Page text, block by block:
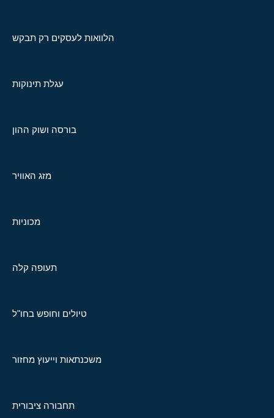
הלוואות לעסקים רק תבקש
עגלת תינוקות
בורסה ושוק ההון
מזג האוויר
מכוניות
תעופה קלה
טיולים וחופש בחו"ל
משכנתאות וייעוץ מחזור
תחבורה ציבורית